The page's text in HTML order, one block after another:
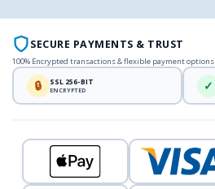
SECURE PAYMENTS & TRUST
100% Encrypted transactions & flexible payment options
🔒 SSL 256-BIT
ENCRYPTED ✓